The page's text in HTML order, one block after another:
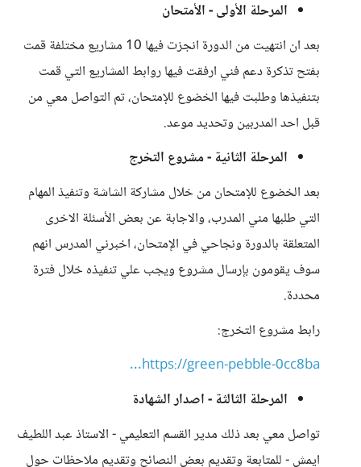
المرحلة الأولى - الأمتحان
بعد ان انتهيت من الدورة انجزت فيها 10 مشاريع مختلفة قمت
بفتح تذكرة دعم فني ارفقت فيها روابط المشاريع التي قمت
بتنفيذها وطلبت فيها الخضوع للإمتحان، تم التواصل معي من
قبل احد المدربين وتحديد موعد.
المرحلة الثانية - مشروع التخرج
بعد الخضوع للإمتحان من خلال مشاركة الشاشة وتنفيذ المهام
التي طلبها مني المدرب، والاجابة عن بعض الأسئلة الاخرى
المتعلقة بالدورة ونجاحي في الإمتحان، اخبرني المدرس انهم
سوف يقومون بإرسال مشروع ويجب علي تنفيذه خلال فترة
محددة.
رابط مشروع التخرج:
https://green-pebble-0cc8ba...
المرحلة الثالثة - اصدار الشهادة
تواصل معي بعد ذلك مدير القسم التعليمي - الاستاذ عبد اللطيف
ايمش - للمتابعة وتقديم بعض النصائح وتقديم ملاحظات حول